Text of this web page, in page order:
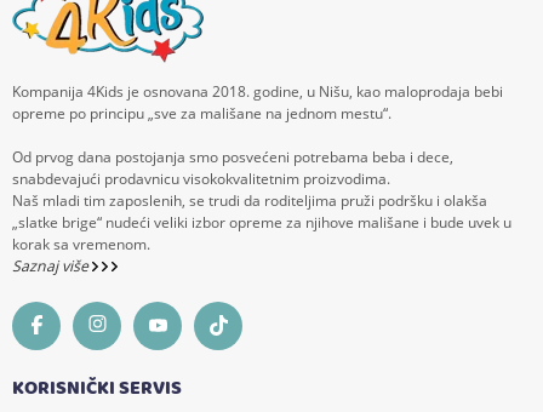
Kompanija 4Kids je osnovana 2018. godine, u Nišu, kao maloprodaja bebi
opreme po principu „sve za mališane na jednom mestu“.
Od prvog dana postojanja smo posvećeni potrebama beba i dece,
snabdevajući prodavnicu visokokvalitetnim proizvodima.
Naš mladi tim zaposlenih, se trudi da roditeljima pruži podršku i olakša
„slatke brige“ nudeći veliki izbor opreme za njihove mališane i bude uvek u
korak sa vremenom.
Saznaj više
KORISNIČKI SERVIS